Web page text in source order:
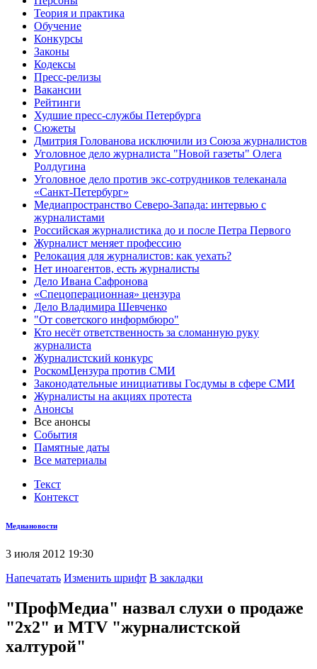
Теория и практика
Обучение
Конкурсы
Законы
Кодексы
Пресс-релизы
Вакансии
Рейтинги
Худшие пресс-службы Петербурга
Сюжеты
Дмитрия Голованова исключили из Союза журналистов
Уголовное дело журналиста "Новой газеты" Олега
Ролдугина
Уголовное дело против экс-сотрудников телеканала
«Санкт-Петербург»
Медиапространство Северо-Запада: интервью с
журналистами
Российская журналистика до и после Петра Первого
Журналист меняет профессию
Релокация для журналистов: как уехать?
Нет иноагентов, есть журналисты
Дело Ивана Сафронова
«Спецоперационная» цензура
Дело Владимира Шевченко
"От советского информбюро"
Кто несёт ответственность за сломанную руку
журналиста
Журналистский конкурс
РоскомЦензура против СМИ
Законодательные инициативы Госдумы в сфере СМИ
Журналисты на акциях протеста
Анонсы
Все анонсы
События
Памятные даты
Все материалы
Текст
Контекст
Медиановости
3 июля 2012 19:30
Напечатать Изменить шрифт В закладки
"ПрофМедиа" назвал слухи о продаже
"2х2" и MTV "журналистской
халтурой"